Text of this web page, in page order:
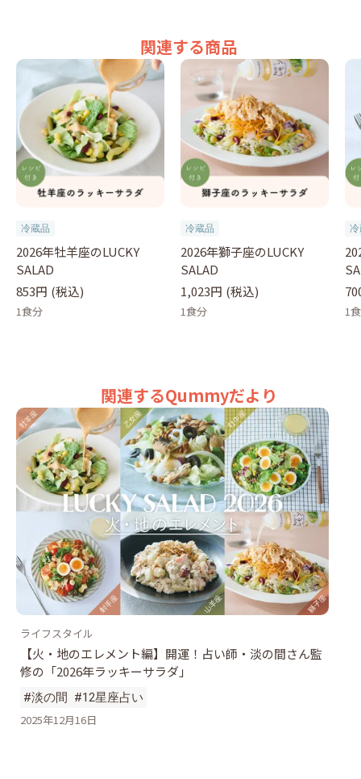
関連する商品
冷蔵品
2026年牡羊座のLUCKY
SALAD
853円 (税込)
1食分
冷蔵品
2026年獅子座のLUCKY
SALAD
1,023円 (税込)
1食分 1
関連するQummyだより
ライフスタイル
【火・地のエレメント編】開運！占い師・淡の間さん監
修の「2026年ラッキーサラダ」
#淡の間 #12星座占い
2025年12月16日